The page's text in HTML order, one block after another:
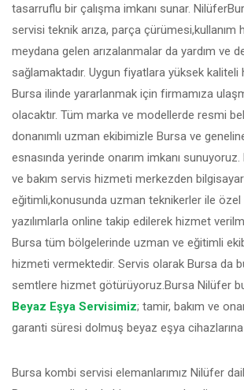
tasarruflu bir çalışma imkanı sunar.
servisi teknik arıza, parça çürümesi,kullanım
meydana gelen arızalanmalar da yardım ve
sağlamaktadır. Uygun fiyatlara yüksek kaliteli
Bursa ilinde yararlanmak için firmamıza
olacaktır. Tüm marka ve modellerde resmi
donanımlı uzman ekibimizle Bursa ve
esnasında yerinde onarım imkanı
ve bakım servis hizmeti merkezden
eğitimli,konusunda uzman teknikerler ile
yazılımlarla online takip edilerek hizmet
Bursa tüm bölgelerinde uzman ve eğitimli
hizmeti vermektedir. Servis olarak Bursa da
semtlere hizmet götürüyoruz.Bursa Nilüfer
Beyaz Eşya Servisimiz; tamir, bakım ve
garanti süresi dolmuş beyaz eşya cihazlarına
Bursa kombi servisi elemanlarımız Nilüfer